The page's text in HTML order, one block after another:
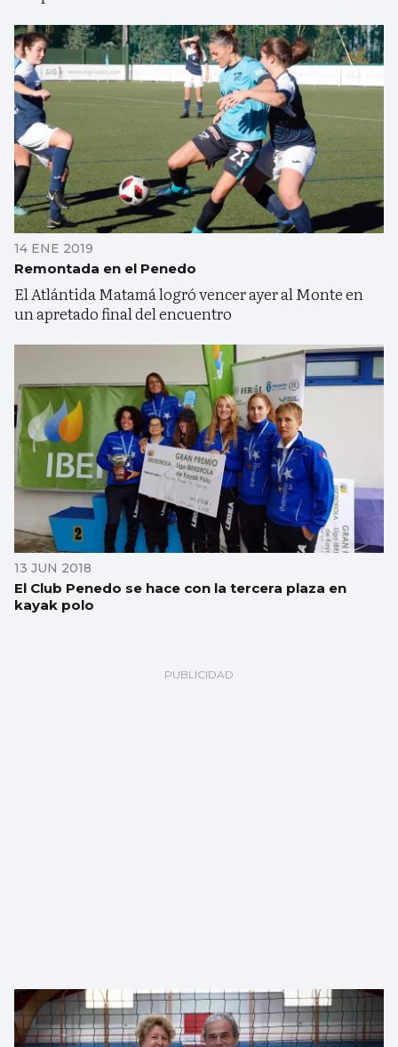
14 ENE 2019
Remontada en el Penedo
El Atlántida Matamá logró vencer ayer al Monte en
un apretado final del encuentro
13 JUN 2018
El Club Penedo se hace con la tercera plaza en
kayak polo